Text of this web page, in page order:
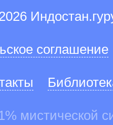
соглашение
мистической